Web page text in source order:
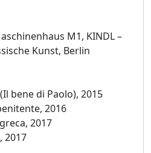
M1, KINDL –
Kunst, Berlin
bene di Paolo), 2015
2016
2017
2017